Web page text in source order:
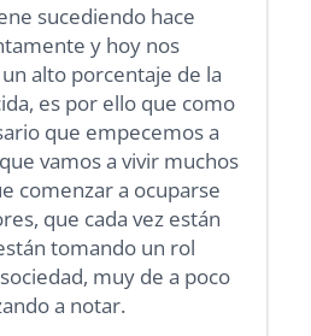
sucediendo hace
y hoy nos
alto porcentaje de la
es por ello que como
que empecemos a
vamos a vivir muchos
comenzar a ocuparse
que cada vez están
tomando un rol
muy de a poco
a notar.